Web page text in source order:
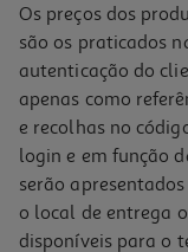
Os preços dos
são os praticados
autenticação do
apenas como
e recolhas no
login e em função
serão
o local de entrega
disponíveis para o